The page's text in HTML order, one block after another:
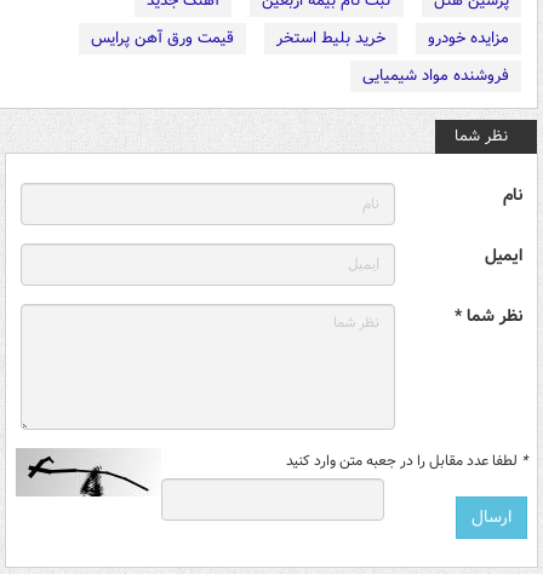
مزایده خودرو
خرید بلیط استخر
قیمت ورق آهن پرایس
فروشنده مواد شیمیایی
نظر شما
نام
ایمیل
نظر شما *
* لطفا عدد مقابل را در جعبه متن وارد کنید